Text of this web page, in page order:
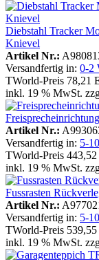
Diebstahl Tracker
Knievel
Artikel Nr.:
Versandfertig in: 0-2
TWorld-Preis 78,21
inkl. 19 % MwSt.
Artikel Nr.:
Versandfertig in: 5-
TWorld-Preis
inkl. 19 % MwSt.
Fussrasten
Artikel Nr.:
Versandfertig in: 5-
TWorld-Preis
inkl. 19 % MwSt.